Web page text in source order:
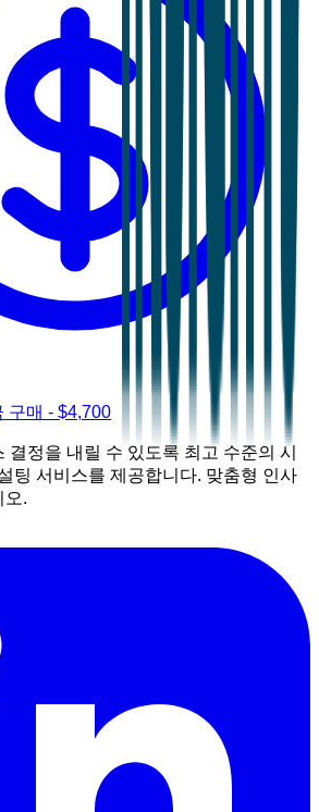
구매 - $4,700
결정을 내릴 수 있도록 최고 수준의 시
팅 서비스를 제공합니다. 맞춤형 인사
오.